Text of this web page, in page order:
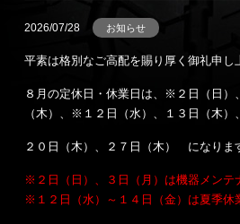
2026/07/28 お知らせ
平素は格別なご高配を賜り厚く御礼申し
８月の定休日・休業日は、※２日（日）
（木）、※１２日（水）、１３日（木）
２０日（木）、２７日（木） になりま
※２日（日）、３日（月）は機器メンテ
※１２日（水）～１４日（金）は夏季休